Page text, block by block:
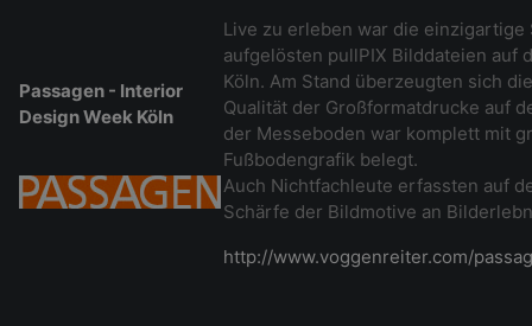
Passagen - Interior
Design Week Köln
Live zu erleben war die
aufgelösten pullPIX Bilddateien auf
Köln. Am Stand überzeugten sich
Qualität der Großformatdrucke auf
der Messeboden war komplett mit
Fußbodengrafik belegt.
Auch Nichtfachleute erfassten auf
Schärfe der Bildmotive an
http://www.voggenreiter.com/